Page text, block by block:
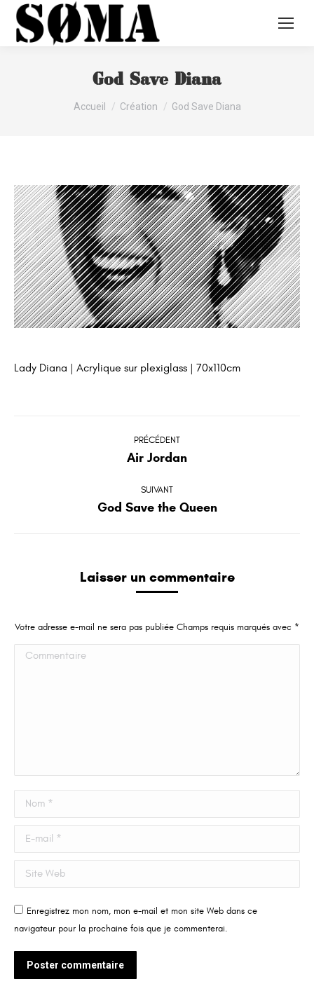
God Save Diana
Vous êtes ici :
Accueil Création God Save Diana
Lady Diana | Acrylique sur plexiglass | 70x110cm
PRÉCÉDENT
Onglet
Air Jordan
SUIVANT
Projets
God Save the Queen
Laisser un commentaire
Votre adresse e-mail ne sera pas publiée Champs requis marqués avec *
Commentaire
Nom *
E-mail *
Site Web
Enregistrez mon nom, mon e-mail et mon site Web dans ce
navigateur pour la prochaine fois que je commenterai.
Poster commentaire